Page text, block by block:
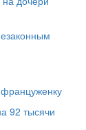
92 тысячи